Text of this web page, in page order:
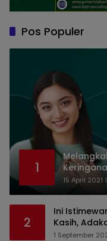
Pos Populer
1
Nirlaba
15 April 2021
2
Ini
Kasih,
PDIP?
1 September